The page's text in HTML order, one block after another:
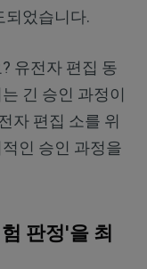
되었습니다.
유전자 편집 동
긴 승인 과정이
자 편집 소를 위
인 승인 과정을
판정'을 최